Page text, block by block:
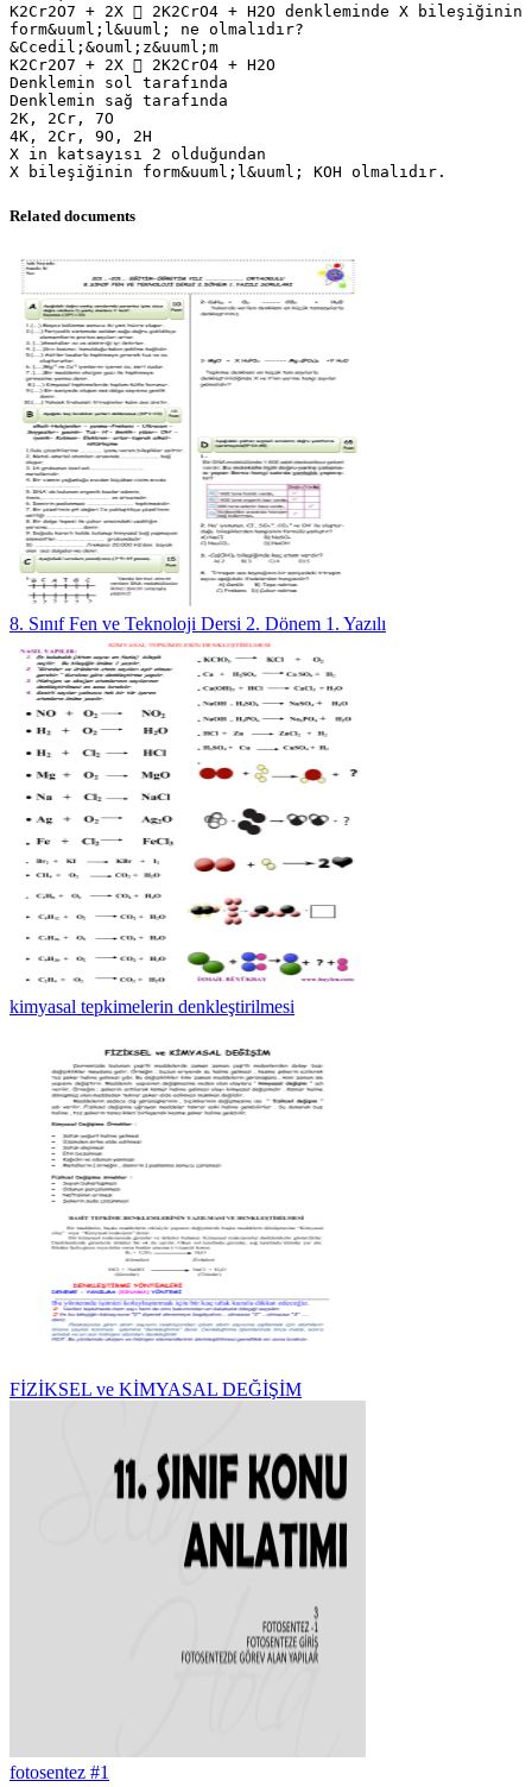
K2Cr2O7 + 2X  2K2CrO4 + H2O denkleminde X bileşiğinin
form&uuml;l&uuml; ne olmalıdır?
&Ccedil;&ouml;z&uuml;m
K2Cr2O7 + 2X  2K2CrO4 + H2O
Denklemin sol tarafında
Denklemin sağ tarafında
2K, 2Cr, 7O
4K, 2Cr, 9O, 2H
X in katsayısı 2 olduğundan
Related documents
8. Sınıf Fen ve Teknoloji Dersi 2. Dönem 1. Yazılı
kimyasal tepkimelerin denkleştirilmesi
FİZİKSEL ve KİMYASAL DEĞİŞİM
fotosentez #1